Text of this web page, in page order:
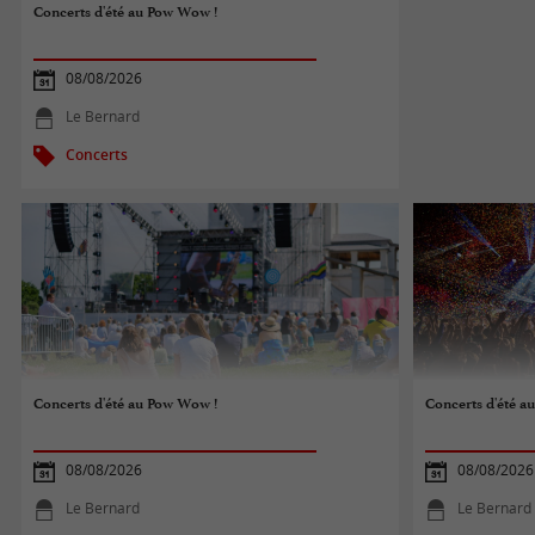
Concerts d'été au Pow Wow !
08/08/2026
Le Bernard
Concerts
Concerts d'été au Pow Wow !
08/08/2026
Le Bernard
Concerts d'été
08/08/2026
Le Bernard